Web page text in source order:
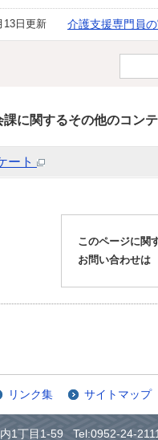
13日更新 介護支援専門員
課に関するその他のコン
ート
このページに関
お問い合わせは
リンク集 サイトマップ
内1丁目1-59 Tel:0952-24-